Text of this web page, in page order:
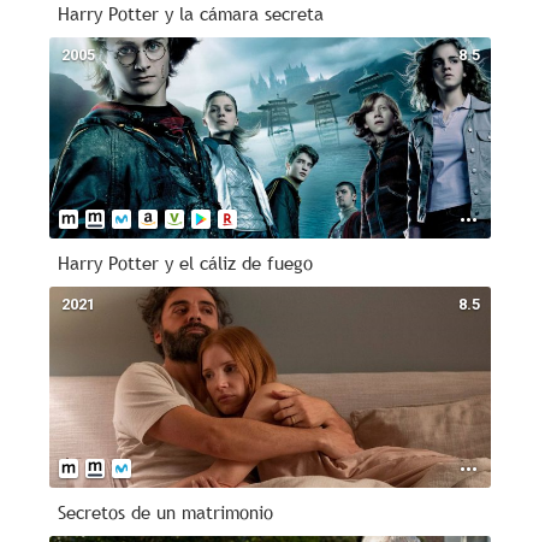
Harry Potter y la cámara secreta
8.5
2005
Harry Potter y el cáliz de fuego
8.5
2021
Secretos de un matrimonio